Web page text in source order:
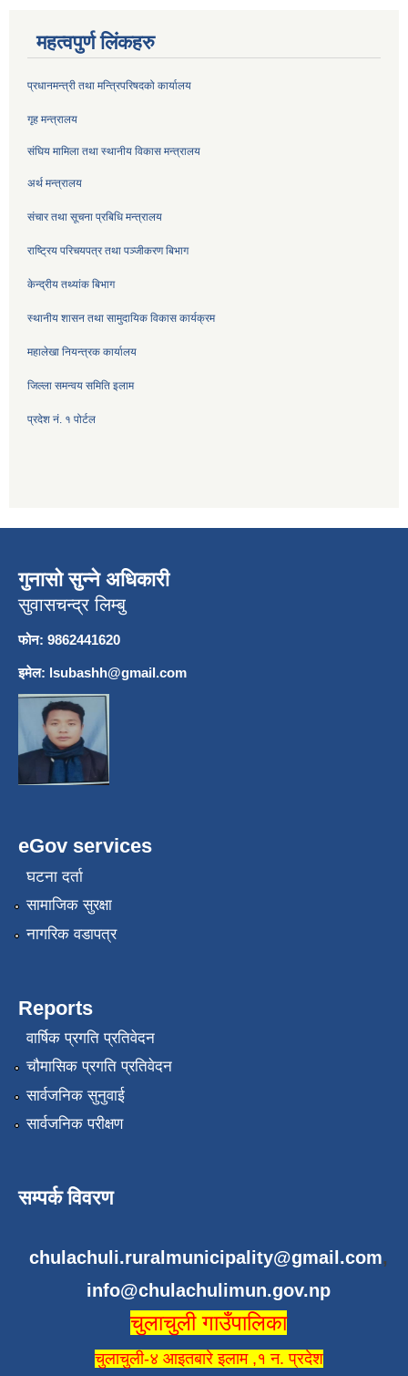
महत्वपुर्ण लिंकहरु
प्रधानमन्त्री तथा मन्त्रिपरिषदको कार्यालय
गृह मन्त्रालय
संघिय मामिला तथा स्थानीय विकास मन्त्रालय
अर्थ मन्त्रालय
संचार तथा सूचना प्रबिधि मन्त्रालय
राष्ट्रिय परिचयपत्र तथा पञ्जीकरण बिभाग
केन्द्रीय तथ्यांक बिभाग
स्थानीय शासन तथा सामुदायिक विकास कार्यक्रम
महालेखा नियन्त्रक कार्यालय
जिल्ला समन्वय समिति इलाम
प्रदेश नं. १ पोर्टल
गुनासो सुन्ने अधिकारी
सुवासचन्द्र लिम्बु
फोन: 9862441620
इमेल: lsubashh@gmail.com
eGov services
घटना दर्ता
सामाजिक सुरक्षा
नागरिक वडापत्र
Reports
वार्षिक प्रगति प्रतिवेदन
चौमासिक प्रगति प्रतिवेदन
सार्वजनिक सुनुवाई
सार्वजनिक परीक्षण
सम्पर्क विवरण
chulachuli.ruralmunicipality@gmail.com,
info@chulachulimun.gov.np
चुलाचुली गाउँपालिका
चुलाचुली-४ आइतबारे इलाम ,१ न. प्रदेश